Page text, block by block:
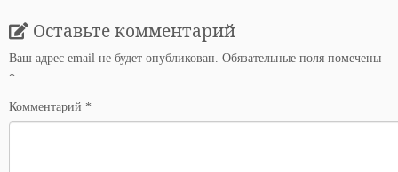
Оставьте комментарий
Ваш адрес email не будет опубликован. Обязательные поля помечены
*
Комментарий *